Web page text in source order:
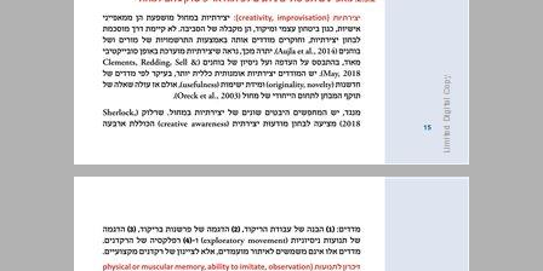
2.3. מאפיינים תפיסתיים ... 15